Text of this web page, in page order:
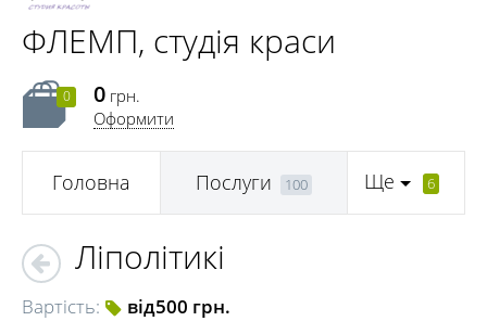
ФЛЕМП, студія краси
0 0 грн.
Оформити
Головна Послуги 100 Ще 6
Ліполітикі
Вартість:
від500 грн.